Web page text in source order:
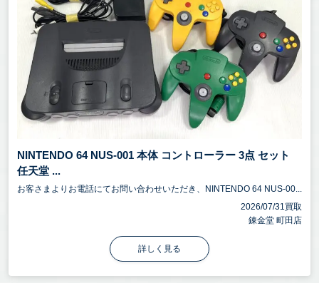
NINTENDO 64 NUS-001 本体 コントローラー 3点 セット
任天堂 ...
お客さまよりお電話にてお問い合わせいただき、NINTENDO 64 NUS-00...
2026/07/31買取
錬金堂 町田店
詳しく見る